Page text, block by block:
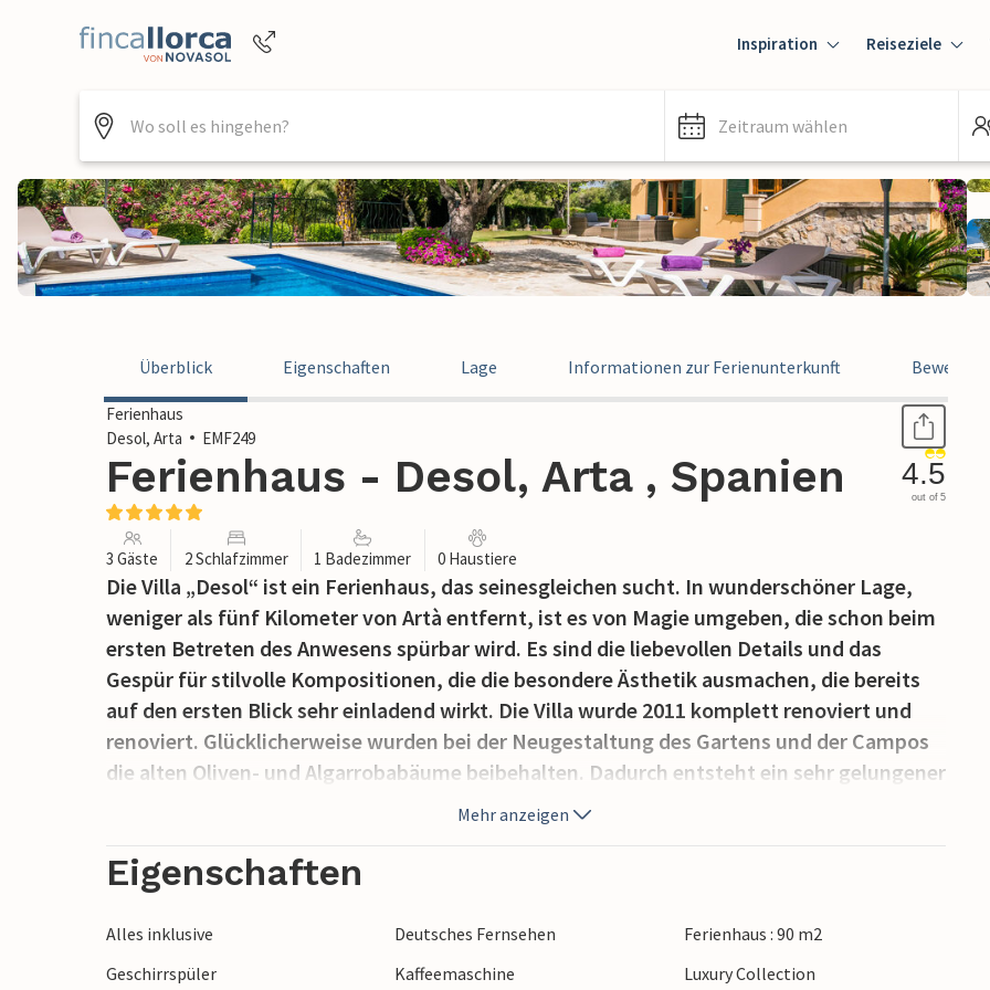
+4952144818470
Inspiration Reiseziele
Zeitraum wählen
Überblick Eigenschaften Lage Informationen zur Ferienunterkunft
Ferienhaus
Desol, Arta
EMF249
Ferienhaus - Desol, Arta , Spanien 4.5
out of 5
3 Gäste 2 Schlafzimmer 1 Badezimmer 0 Haustiere
Die Villa „Desol“ ist ein Ferienhaus, das seinesgleichen sucht. In wunderschöner Lage,
weniger als fünf Kilometer von Artà entfernt, ist es von Magie umgeben, die schon beim
ersten Betreten des Anwesens spürbar wird. Es sind die liebevollen Details und das
Gespür für stilvolle Kompositionen, die die besondere Ästhetik ausmachen, die bereits
auf den ersten Blick sehr einladend wirkt. Die Villa wurde 2011 komplett renoviert und
renoviert. Glücklicherweise wurden bei der Neugestaltung des Gartens und der Campos
die alten Oliven- und Algarrobabäume beibehalten. Dadurch entsteht ein sehr gelungener
Kontrast zum modernen Erscheinungsbild des Hauses. Im Jahr 2013 kam eine eigene
lizenzierte Bohrung hinzu. Die Pflanzen und der Rasen werden mit einer automatischen
Bewässerung versorgt. Hübsche Kies-, Gras- und Terrassenflächen prägen das Gelände.
In seiner Mitte liegt der hübsche Pool, der dekorativ gefliest und über eine Treppe
erreichbar ist. Auf den bequemen Liegestühlen können Sie nach Lust und Laune in der
Mehr anzeigen
Eigenschaften
Alles inklusive Deutsches Fernsehen
Ferienhaus : 90 m2
Geschirrspüler
Kaffeemaschine
Luxury Collection